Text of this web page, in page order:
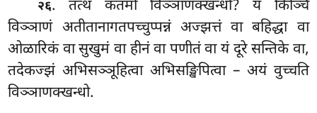
२६. तत्थ कतमो विञ्ञाणक्खन्धो? यं किञ्चि
विञ्ञाणं अतीतानागतपच्चुप्पन्नं अज्झत्तं वा बहिद्धा वा
ओळारिकं वा सुखुमं वा हीनं वा पणीतं वा यं दूरे सन्तिके वा,
तदेकज्झं अभिसञ्ञूहित्वा अभिसङ्खिपित्वा – अयं वुच्चति
विञ्ञाणक्खन्धो.